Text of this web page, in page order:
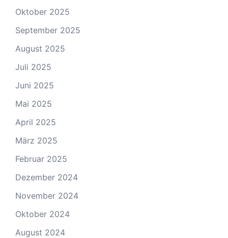
Oktober 2025
September 2025
August 2025
Juli 2025
Juni 2025
Mai 2025
April 2025
März 2025
Februar 2025
Dezember 2024
November 2024
Oktober 2024
August 2024